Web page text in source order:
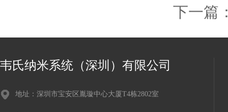
下一篇
韦氏纳米系统（深圳）有限公司
地址：深圳市宝安区胤璇中心大厦T4栋2802室